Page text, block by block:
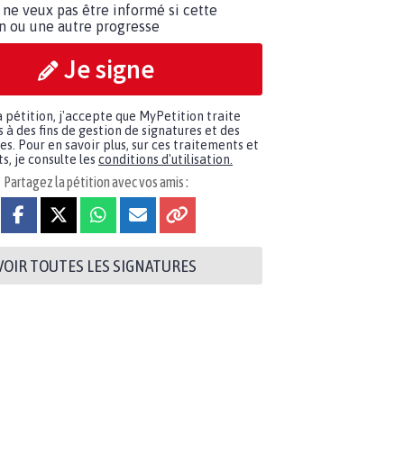
ne veux pas être informé si cette
ou une autre progresse
Je signe
pétition, j'accepte que MyPetition traite
à des fins de gestion de signatures et des
Pour en savoir plus, sur ces traitements et
je consulte les conditions d'utilisation.
Partagez la pétition avec vos amis :
TOUTES LES SIGNATURES